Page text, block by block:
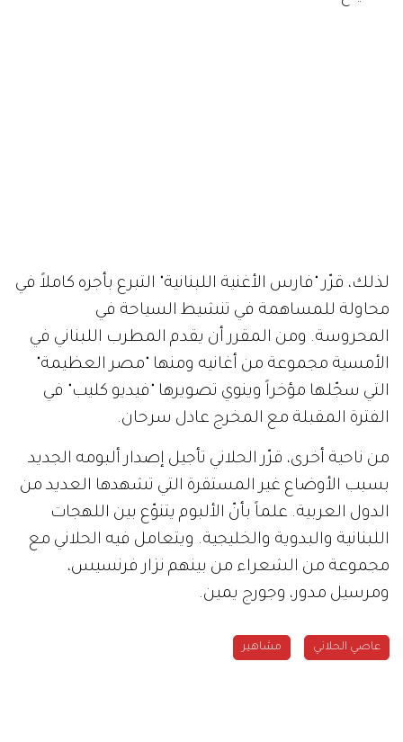
لذلك، قرّر "فارس الأغنية اللبنانية" التبرع بأجره كاملاً في
محاولة للمساهمة في تنشيط السياحة في
المحروسة. ومن المقرر أن يقدم المطرب اللبناني في
الأمسية مجموعة من أغانيه ومنها "مصر العظيمة"
التي سجّلها مؤخراً وينوي تصويرها "فيديو كليب" في
الفترة المقبلة مع المخرج عادل سرحان.
من ناحية أخرى، قرّر الحلاني تأجيل إصدار ألبومه الجديد
بسبب الأوضاع غير المستقرة التي تشهدها العديد من
الدول العربية. علماً بأنّ الألبوم يتنوّع بين اللهجات
اللبنانية والبدوية والخليجية. ويتعامل فيه الحلاني مع
مجموعة من الشعراء من بينهم نزار فرنسيس،
ومرسيل مدور، وجورج يمين.
عاصي الحلاني مشاهير